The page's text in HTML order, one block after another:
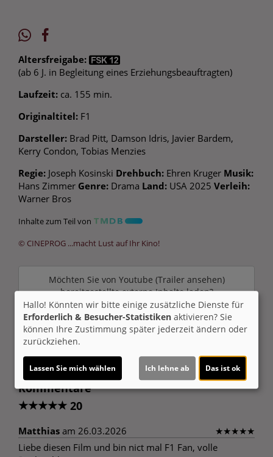
Altersfreigabe:
(ab 6 J. in Begleitung eines Erziehungsbeauftragten)
Laufzeit: ca. 155 min.
Originaltitel: F1
Darsteller: Brad Pitt, Damson Idris, Javier Bardem,
Kerry Condon, Tobias Menzies
Regie: Joseph Kosinski Drehbuch: Ehren Kruger Musik:
Hans Zimmer Genre: Drama Land: USA 2025 Verleih:
Warner Bros
Inhalte zum Teil von
© CINEPROG ...macht Lust auf Ihr Kino!
Möchten Sie von Youtube (Trailer ansehen)
bereitgestellte externe Inhalte laden?
Ja
Kommentare
★★★★★ 20
Matthias am 26.03.2026 ★★★★★
Liebe diesen Film und bin nict mal F1 Fan, volle
Hallo! Könnten wir bitte einige zusätzliche Dienste für
Erforderlich & Besucher-Statistiken aktivieren? Sie
können Ihre Zustimmung später jederzeit ändern oder
zurückziehen.
Lassen Sie mich wählen Ich lehne ab Das ist ok